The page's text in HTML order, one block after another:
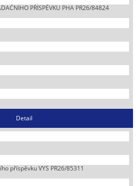
PŘÍSPĚVKU PHA PR26/84824
Detail
příspěvku VYS PR26/85311